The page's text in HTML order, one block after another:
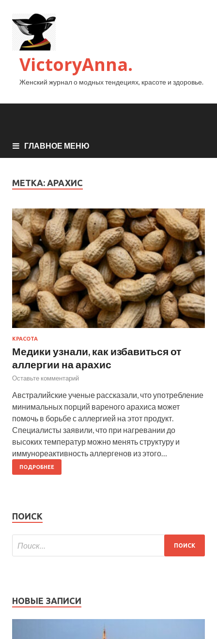
VictoryAnna.
Женский журнал о модных тендециях, красоте и здоровье.
ГЛАВНОЕ МЕНЮ
МЕТКА: АРАХИС
КРАСОТА
Медики узнали, как избавиться от
аллергии на арахис
Оставьте комментарий
Австралийские ученые рассказали, что употребление
минимальных порций вареного арахиса может
помочь в борьбе с аллергией на этот продукт.
Специалисты заявили, что при нагревании до
высоких температур можно менять структуру и
иммунореактивность аллергенов из этого…
ПОДРОБНЕЕ
ПОИСК
НОВЫЕ ЗАПИСИ